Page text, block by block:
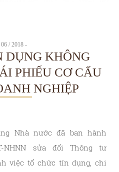
/ 2018 -
DỤNG KHÔNG
PHIẾU CƠ CẤU
NGHIỆP
Nhà nước đã ban hành
NHNN sửa đổi Thông tư
việc tổ chức tín dụng, chi